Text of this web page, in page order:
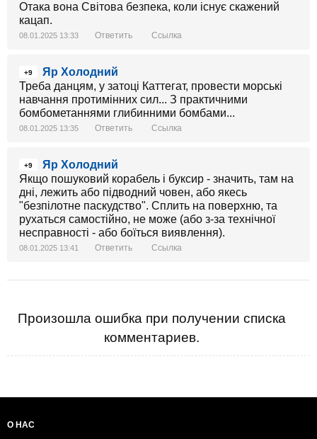
Отака вона Світова безпека, коли існує скажений
кацап.
08.01.2025 13:33 Ответить Ссылка
+9
Яр Холодний
Треба данцям, у затоці Каттегат, провести морські
навчання протимінних сил... З практичними
бомбометаннями глибинними бомбами...
08.01.2025 13:35 Ответить Ссылка
+9
Яр Холодний
Якщо пошуковий корабель і буксир - значить, там на
дні, лежить або підводний човен, або якесь
"безпілотне паскудство". Сплить на поверхню, та
рухаться самостійно, не може (або з-за технічної
несправності - або боїться виявлення).
08.01.2025 13:41 Ответить Ссылка
Произошла ошибка при получении списка
комментариев.
О НАС